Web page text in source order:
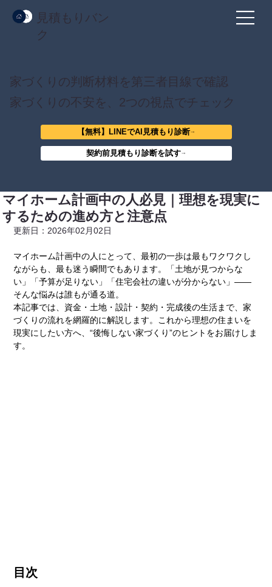
見積もりバン
ク
家づくりの判断材料を第三者目線で確認
家づくりの不安を、2つの視点でチェック
【無料】LINEでAI見積もり診断
契約前見積もり診断を試す
マイホーム計画中の人必見｜理想を現実に
するための進め方と注意点
更新日：2026年02月02日
マイホーム計画中の人にとって、最初の一歩は最もワクワクし
ながらも、最も迷う瞬間でもあります。「土地が見つからな
い」「予算が足りない」「住宅会社の違いが分からない」——
そんな悩みは誰もが通る道。
本記事では、資金・土地・設計・契約・完成後の生活まで、家
づくりの流れを網羅的に解説します。これから理想の住まいを
現実にしたい方へ、“後悔しない家づくり”のヒントをお届けしま
す。
目次